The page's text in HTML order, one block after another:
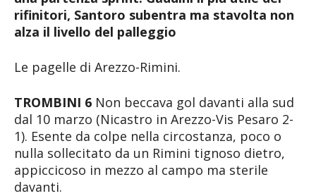
rifinitori, Santoro subentra ma stavolta non
alza il livello del palleggio
Le pagelle di Arezzo-Rimini.
TROMBINI 6 Non beccava gol davanti alla sud
dal 10 marzo (Nicastro in Arezzo-Vis Pesaro 2-
1). Esente da colpe nella circostanza, poco o
nulla sollecitato da un Rimini tignoso dietro,
appiccicoso in mezzo al campo ma sterile
davanti.